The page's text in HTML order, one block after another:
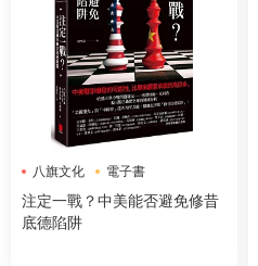
八旗文化 電子書
注定一戰？中美能否避免修昔
底德陷阱